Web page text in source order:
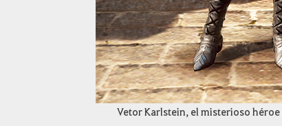
Vetor Karlstein, el misterioso